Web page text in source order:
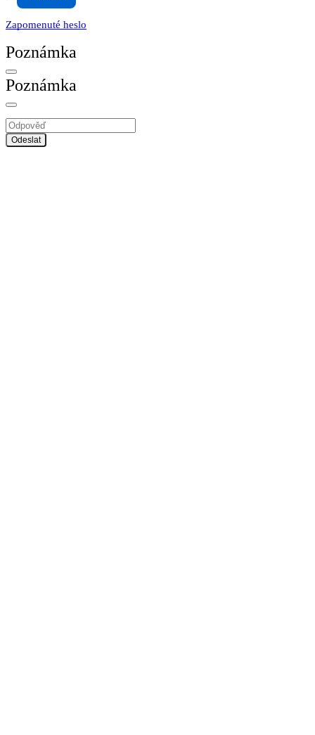
Zapomenuté heslo
Poznámka
Poznámka
Odeslat